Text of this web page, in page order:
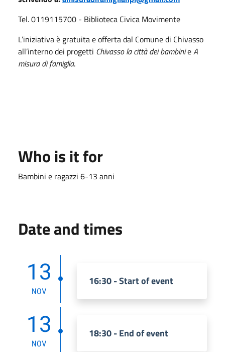
Tel. 0119115700 - Biblioteca Civica Movimente
L’iniziativa è gratuita e offerta dal Comune di Chivasso
all’interno dei progetti Chivasso la città dei bambinieA
misura di famiglia.
Who is it for
Bambini e ragazzi 6-13 anni
Date and times
13
NOV
16:30 - Start of event
13
NOV
18:30 - End of event